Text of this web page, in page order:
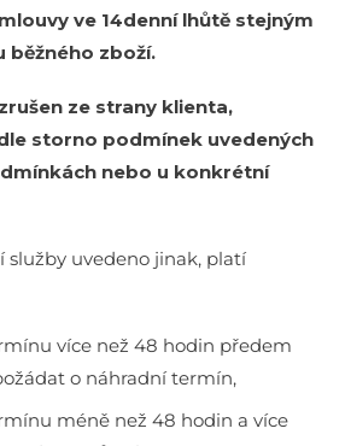
ve 14denní lhůtě stejným
běžného zboží.
ze strany klienta,
storno podmínek uvedených
nebo u konkrétní
uvedeno jinak, platí
více než 48 hodin předem
o náhradní termín,
méně než 48 hodin a více